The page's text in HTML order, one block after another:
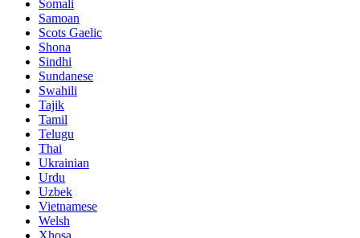
Somali
Samoan
Scots Gaelic
Shona
Sindhi
Sundanese
Swahili
Tajik
Tamil
Telugu
Thai
Ukrainian
Urdu
Uzbek
Vietnamese
Welsh
Xhosa